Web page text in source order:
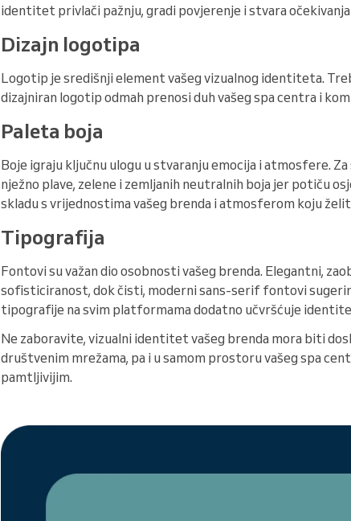
identitet privlači pažnju, gradi povjerenje i stvara
Dizajn logotipa
Logotip je središnji element vašeg vizualnog identiteta.
dizajniran logotip odmah prenosi duh vašeg spa centra i
Paleta boja
Boje igraju ključnu ulogu u stvaranju emocija i atmosfere.
nježno plave, zelene i zemljanih neutralnih boja jer potiču
skladu s vrijednostima vašeg brenda i atmosferom koju
Tipografija
Fontovi su važan dio osobnosti vašeg brenda. Elegantni,
sofisticiranost, dok čisti, moderni sans-serif fontovi
tipografije na svim platformama dodatno učvršćuje
Ne zaboravite, vizualni identitet vašeg brenda mora biti
društvenim mrežama, pa i u samom prostoru vašeg spa
pamtljivijim.